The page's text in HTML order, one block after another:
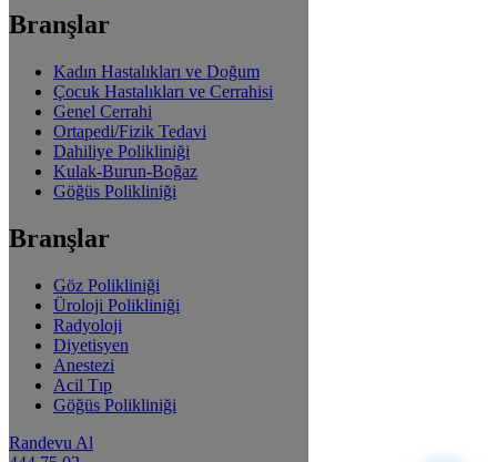
Branşlar
Kadın Hastalıkları ve Doğum
Çocuk Hastalıkları ve Cerrahisi
Genel Cerrahi
Ortapedi/Fizik Tedavi
Dahiliye Polikliniği
Kulak-Burun-Boğaz
Göğüs Polikliniği
Branşlar
Göz Polikliniği
Üroloji Polikliniği
Radyoloji
Diyetisyen
Anestezi
Acil Tıp
Göğüs Polikliniği
Randevu Al